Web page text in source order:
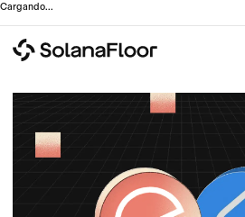
Cargando...